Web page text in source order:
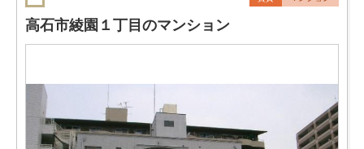
高石市綾園１丁目のマンション